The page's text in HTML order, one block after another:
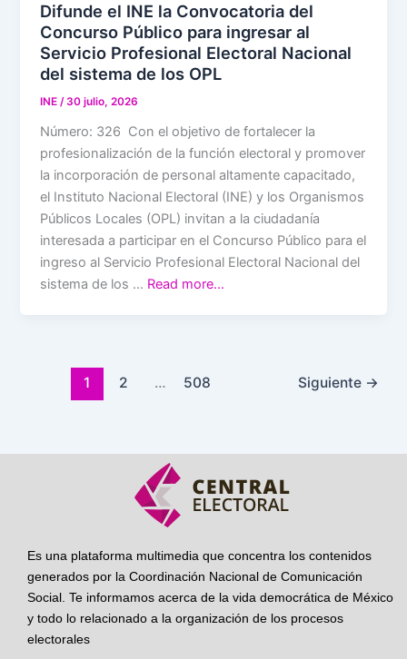
Difunde el INE la Convocatoria del
Concurso Público para ingresar al
Servicio Profesional Electoral Nacional
del sistema de los OPL
INE/30 julio, 2026
Número: 326 Con el objetivo de fortalecer la
profesionalización de la función electoral y promover
la incorporación de personal altamente capacitado,
el Instituto Nacional Electoral (INE) y los Organismos
Públicos Locales (OPL) invitan a la ciudadanía
interesada a participar en el Concurso Público para el
ingreso al Servicio Profesional Electoral Nacional del
sistema de los … Read more…
1 2 … 508 Siguiente →
Es una plataforma multimedia que concentra los contenidos
generados por la Coordinación Nacional de Comunicación
Social. Te informamos acerca de la vida democrática de México
y todo lo relacionado a la organización de los procesos
electorales